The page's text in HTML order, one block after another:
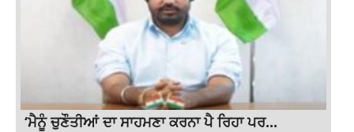
‘ਮੈਨੂੰ ਚੁਣੌਤੀਆਂ ਦਾ ਸਾਹਮਣਾ ਕਰਨਾ ਪੈ ਰਿਹਾ ਪਰ...